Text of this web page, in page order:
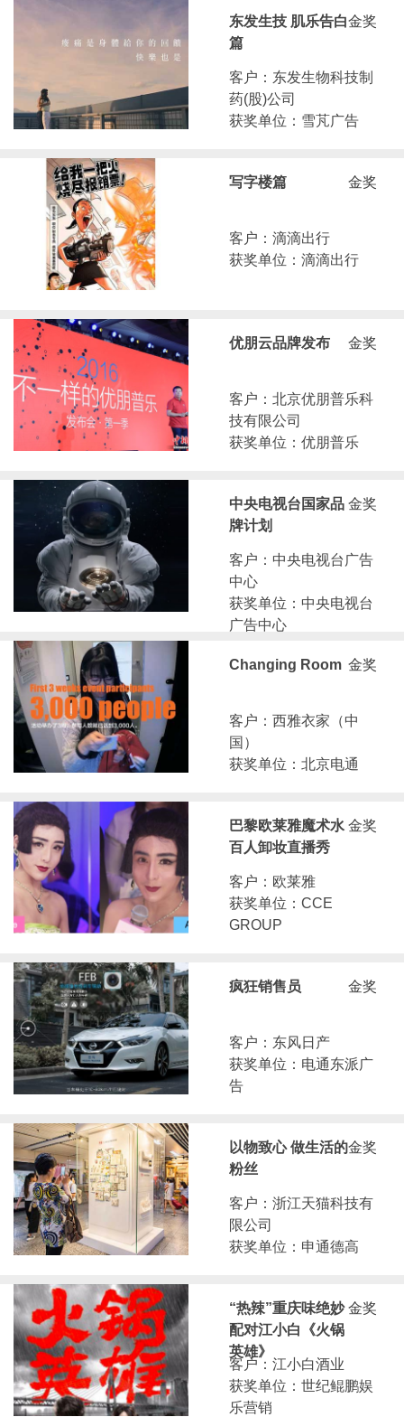
金奖
东发生技 肌乐告白
篇
客户：东发生物科技制
药(股)公司
获奖单位：雪芃广告
金奖
写字楼篇
客户：滴滴出行
获奖单位：滴滴出行
金奖
优朋云品牌发布
客户：北京优朋普乐科
技有限公司
获奖单位：优朋普乐
金奖
中央电视台国家品
牌计划
客户：中央电视台广告
中心
获奖单位：中央电视台
广告中心
金奖
Changing Room
客户：西雅衣家（中
国）
获奖单位：北京电通
金奖
巴黎欧莱雅魔术水
百人卸妆直播秀
客户：欧莱雅
获奖单位：CCE
GROUP
金奖
疯狂销售员
客户：东风日产
获奖单位：电通东派广
告
金奖
以物致心 做生活的
粉丝
客户：浙江天猫科技有
限公司
获奖单位：申通德高
金奖
“热辣”重庆味绝妙
配对江小白《火锅
英雄》
客户：江小白酒业
获奖单位：世纪鲲鹏娱
乐营销